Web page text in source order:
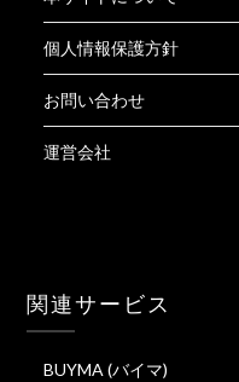
個人情報保護方針
お問い合わせ
運営会社
関連サービス
BUYMA (バイマ)